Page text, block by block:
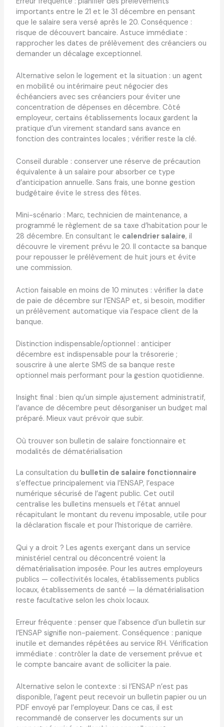
importants entre le 21 et le 31 décembre en pensant
que le salaire sera versé après le 20. Conséquence :
risque de découvert bancaire. Astuce immédiate :
rapprocher les dates de prélèvement des créanciers ou
demander un décalage exceptionnel.
Alternative selon le logement et la situation : un agent
en mobilité ou intérimaire peut négocier des
échéanciers avec ses créanciers pour éviter une
concentration de dépenses en décembre. Côté
employeur, certains établissements locaux gardent la
pratique d’un virement standard sans avance en
fonction des contraintes locales ; vérifier reste la clé.
Conseil durable : conserver une réserve de précaution
équivalente à un salaire pour absorber ce type
d’anticipation annuelle. Sans frais, une bonne gestion
budgétaire évite le stress des fêtes.
Mini-scénario : Marc, technicien de maintenance, a
programmé le règlement de sa taxe d’habitation pour le
28 décembre. En consultant le calendrier salaire, il
découvre le virement prévu le 20. Il contacte sa banque
pour repousser le prélèvement de huit jours et évite
une commission.
Action faisable en moins de 10 minutes : vérifier la date
de paie de décembre sur l’ENSAP et, si besoin, modifier
un prélèvement automatique via l’espace client de la
banque.
Distinction indispensable/optionnel : anticiper
décembre est indispensable pour la trésorerie ;
souscrire à une alerte SMS de sa banque reste
optionnel mais performant pour la gestion quotidienne.
Insight final : bien qu’un simple ajustement administratif,
l’avance de décembre peut désorganiser un budget mal
préparé. Mieux vaut prévoir que subir.
Où trouver son bulletin de salaire fonctionnaire et
modalités de dématérialisation
La consultation du bulletin de salaire fonctionnaire
s’effectue principalement via l’ENSAP, l’espace
numérique sécurisé de l’agent public. Cet outil
centralise les bulletins mensuels et l’état annuel
récapitulant le montant du revenu imposable, utile pour
la déclaration fiscale et pour l’historique de carrière.
Qui y a droit ? Les agents exerçant dans un service
ministériel central ou déconcentré voient la
dématérialisation imposée. Pour les autres employeurs
publics — collectivités locales, établissements publics
locaux, établissements de santé — la dématérialisation
reste facultative selon les choix locaux.
Erreur fréquente : penser que l’absence d’un bulletin sur
l’ENSAP signifie non-paiement. Conséquence : panique
inutile et demandes répétées au service RH. Vérification
immédiate : contrôler la date de versement prévue et
le compte bancaire avant de solliciter la paie.
Alternative selon le contexte : si l’ENSAP n’est pas
disponible, l’agent peut recevoir un bulletin papier ou un
PDF envoyé par l’employeur. Dans ce cas, il est
recommandé de conserver les documents sur un